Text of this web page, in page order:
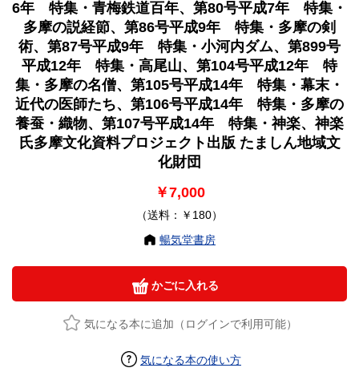
6年 特集・青梅鉄道百年、第80号平成7年 特集・
多摩の説経節、第86号平成9年 特集・多摩の剣
術、第87号平成9年 特集・小河内ダム、第899号
平成12年 特集・高尾山、第104号平成12年 特
集・多摩の名僧、第105号平成14年 特集・幕末・
近代の医師たち、第106号平成14年 特集・多摩の
養蚕・織物、第107号平成14年 特集・神楽、神楽
氏多摩文化資料プロジェクト出版 たましん地域文
化財団
￥7,000
（送料：￥180）
暢気堂書房
かごに入れる
気になる本に追加（ログインで利用可能）
気になる本の使い方